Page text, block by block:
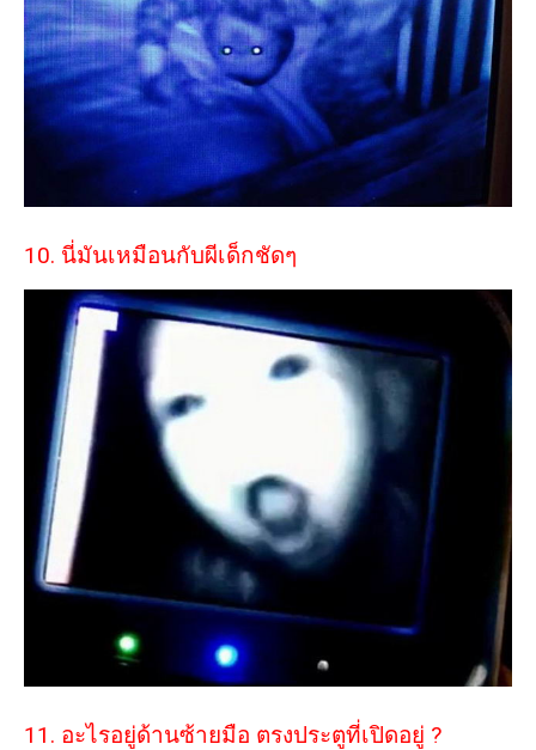
10. นี่มันเหมือนกับผีเด็กชัดๆ
11. อะไรอยู่ด้านซ้ายมือ ตรงประตูที่เปิดอยู่ ?